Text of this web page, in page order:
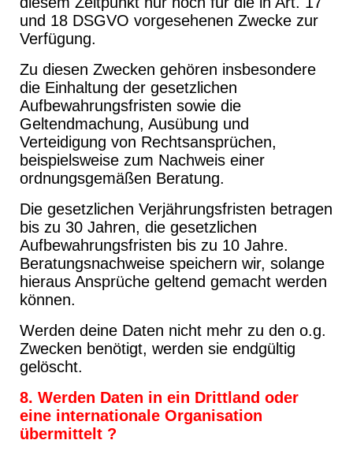
und 18 DSGVO vorgesehenen Zwecke zur
Verfügung.
Zu diesen Zwecken gehören insbesondere
die Einhaltung der gesetzlichen
Aufbewahrungsfristen sowie die
Geltendmachung, Ausübung und
Verteidigung von Rechtsansprüchen,
beispielsweise zum Nachweis einer
ordnungsgemäßen Beratung.
Die gesetzlichen Verjährungsfristen betragen
bis zu 30 Jahren, die gesetzlichen
Aufbewahrungsfristen bis zu 10 Jahre.
Beratungsnachweise speichern wir, solange
hieraus Ansprüche geltend gemacht werden
können.
Werden deine Daten nicht mehr zu den o.g.
Zwecken benötigt, werden sie endgültig
gelöscht.
8. Werden Daten in ein Drittland oder
eine internationale Organisation
übermittelt ?